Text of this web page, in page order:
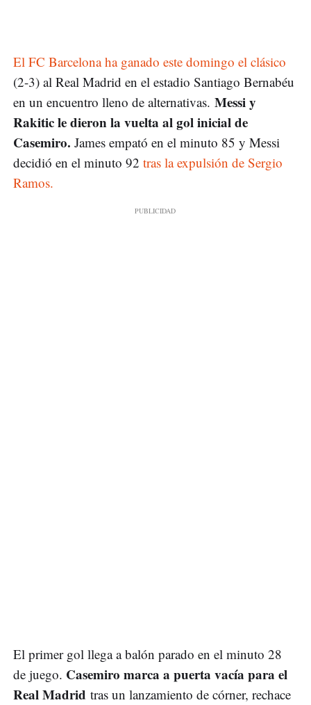
El FC Barcelona ha ganado este domingo el clásico
(2-3) al Real Madrid en el estadio Santiago Bernabéu
en un encuentro lleno de alternativas. Messi y
Rakitic le dieron la vuelta al gol inicial de
Casemiro. James empató en el minuto 85 y Messi
decidió en el minuto 92 tras la expulsión de Sergio
Ramos.
El primer gol llega a balón parado en el minuto 28
de juego. Casemiro marca a puerta vacía para el
Real Madrid tras un lanzamiento de córner, rechace